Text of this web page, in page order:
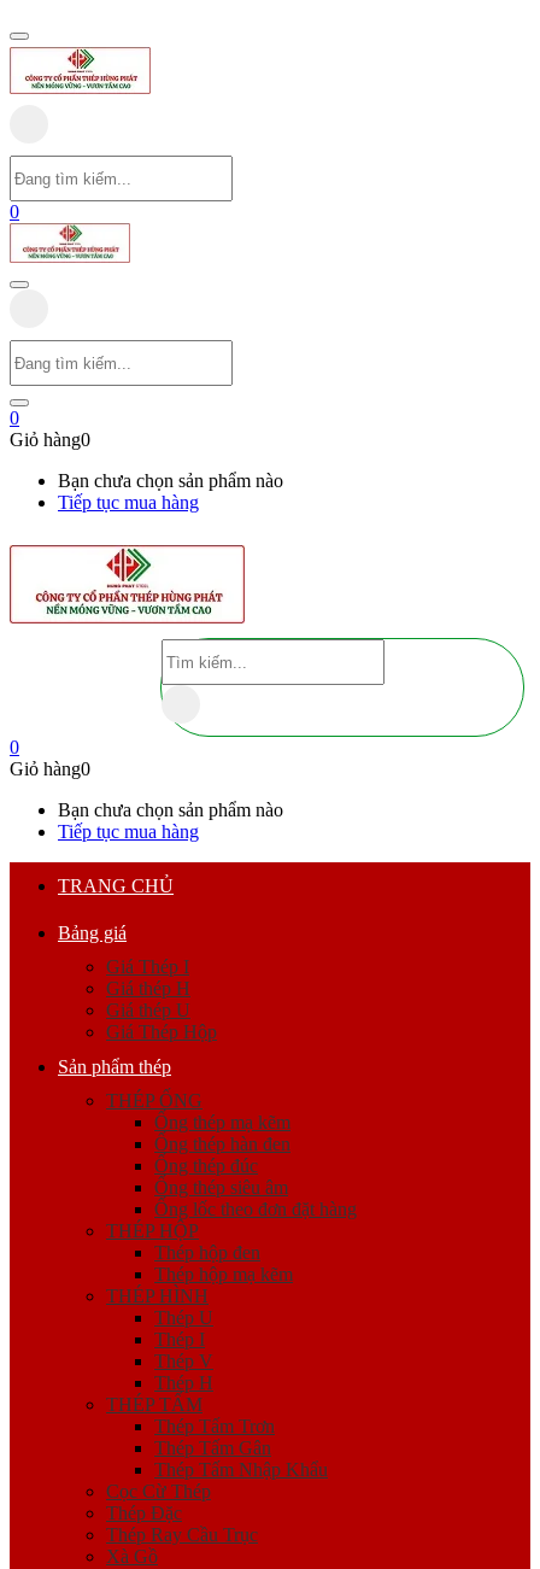
0
0
Giỏ hàng0
Bạn chưa chọn sản phẩm nào
Tiếp tục mua hàng
0
Giỏ hàng0
Bạn chưa chọn sản phẩm nào
Tiếp tục mua hàng
TRANG CHỦ
Bảng giá
Giá Thép I
Giá thép H
Giá thép U
Giá Thép Hộp
Sản phẩm thép
THÉP ỐNG
Ống thép mạ kẽm
Ống thép hàn đen
Ống thép đúc
Ống thép siêu âm
Ống lốc theo đơn đặt hàng
THÉP HỘP
Thép hộp đen
Thép hộp mạ kẽm
THÉP HÌNH
Thép U
Thép I
Thép V
Thép H
THÉP TẤM
Thép Tấm Trơn
Thép Tấm Gân
Thép Tấm Nhập Khẩu
Cọc Cừ Thép
Thép Đặc
Thép Ray Cầu Trục
Xà Gồ